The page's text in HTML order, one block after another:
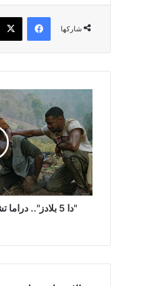
شاركها
فيسبوك
5
بلادز"..
دراما
تشويقية
تحمل
توقيع
سبايك
لي
"دا 5 بلادز"..